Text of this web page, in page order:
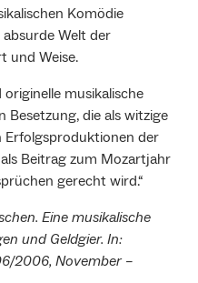
Komödie
Welt der
und Weise.
musikalische
die als witzige
Erfolgsproduktionen der
Beitrag zum Mozartjahr
gerecht wird.“
Eine musikalische
und Geldgier. In:
2006, November –